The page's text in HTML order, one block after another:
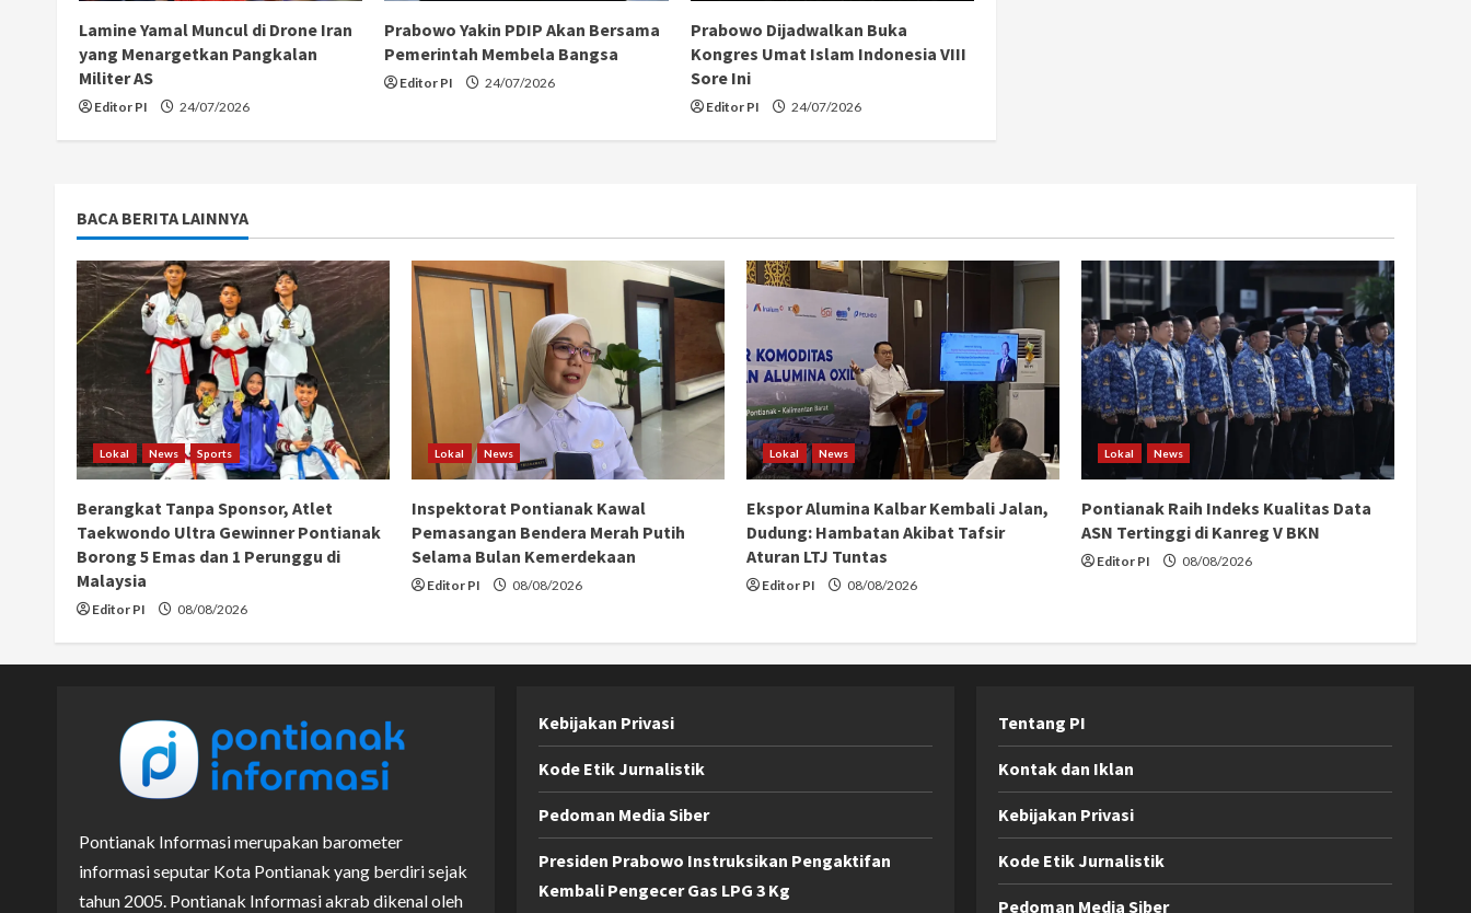
a
d
i
g
Lamine Yamal Muncul di Drone Iran
yang Menargetkan Pangkalan
Militer AS
Editor PI 24/07/2026
Prabowo Yakin PDIP Akan Bersama
Pemerintah Membela Bangsa
Editor PI 24/07/2026
Prabowo Dijadwalkan Buka
Kongres Umat Islam Indonesia VIII
Sore Ini
Editor PI 24/07/2026
BACA BERITA LAINNYA
Lokal News Sports
Berangkat Tanpa Sponsor, Atlet
Taekwondo Ultra Gewinner Pontianak
Borong 5 Emas dan 1 Perunggu di
Malaysia
Editor PI 08/08/2026
Lokal News
Inspektorat Pontianak Kawal
Pemasangan Bendera Merah Putih
Selama Bulan Kemerdekaan
Editor PI 08/08/2026
Lokal News
Ekspor Alumina Kalbar Kembali Jalan,
Dudung: Hambatan Akibat Tafsir
Aturan LTJ Tuntas
Editor PI 08/08/2026
Lokal News
Pontianak Raih Indeks Kualitas Data
ASN Tertinggi di Kanreg V BKN
Editor PI 08/08/2026
Pontianak Informasi merupakan barometer
informasi seputar Kota Pontianak yang berdiri sejak
tahun 2005. Pontianak Informasi akrab dikenal oleh
Kebijakan Privasi
Kode Etik Jurnalistik
Pedoman Media Siber
Presiden Prabowo Instruksikan Pengaktifan
Kembali Pengecer Gas LPG 3 Kg
Tentang PI
Kontak dan Iklan
Kebijakan Privasi
Kode Etik Jurnalistik
Pedoman Media Siber